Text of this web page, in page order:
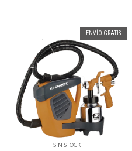
ENVÍO GRATIS
SIN STOCK